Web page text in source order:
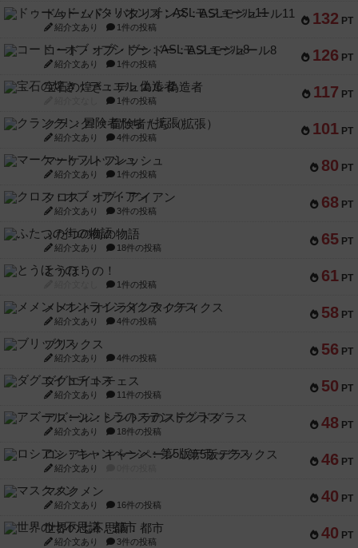
132 PT
ドゥームド・バタリオンズ：ASLモジュール11
紹介文あり 1件の投稿
126 PT
コード・オブ・ブシドー：ASLモジュール8
紹介文あり 1件の投稿
117 PT
宝石の煌き：デュエル 偽造者
1件の投稿
101 PT
クランク! ：冒険者たち（拡張）
紹介文あり 4件の投稿
80 PT
マーケットフレッシュ
紹介文あり 1件の投稿
68 PT
クロス・オブ・アイアン
紹介文あり 3件の投稿
65 PT
ふたつの街の物語
紹介文あり 18件の投稿
61 PT
とうほうの！
1件の投稿
58 PT
メメントオンラインタクティクス
紹介文あり 4件の投稿
56 PT
ブリックス
紹介文あり 4件の投稿
50 PT
ダグエイトチェス
紹介文あり 11件の投稿
48 PT
アズール：シントラのステンドグラス
紹介文あり 18件の投稿
46 PT
ロシアン・キャンペーン：第5版デラックス
紹介文あり
40 PT
マスクメン
紹介文あり 16件の投稿
40 PT
世界の七不思議：都市
紹介文あり 3件の投稿